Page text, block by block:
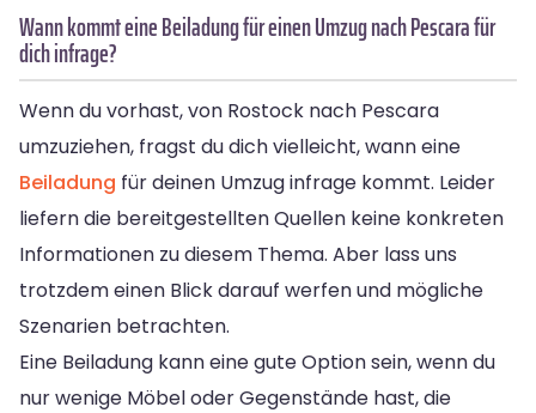
Wann kommt eine Beiladung für einen Umzug nach Pescara für
dich infrage?
Wenn du vorhast, von Rostock nach Pescara
umzuziehen, fragst du dich vielleicht, wann eine
Beiladung für deinen Umzug infrage kommt. Leider
liefern die bereitgestellten Quellen keine konkreten
Informationen zu diesem Thema. Aber lass uns
trotzdem einen Blick darauf werfen und mögliche
Szenarien betrachten.
Eine Beiladung kann eine gute Option sein, wenn du
nur wenige Möbel oder Gegenstände hast, die